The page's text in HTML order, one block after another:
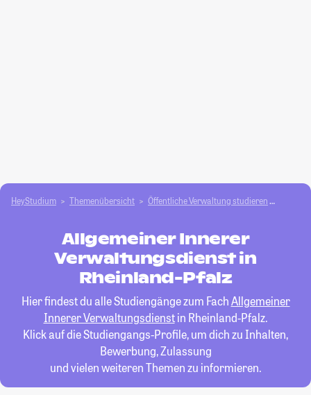
HeyStudium Themenübersicht Öffentliche Verwaltung studieren
Allgemeiner Innerer
Verwaltungsdienst in
Rheinland-Pfalz
Hier findest du alle Studiengänge zum FachAllgemeiner
Innerer Verwaltungsdienstin Rheinland-Pfalz.
Klick auf die Studiengangs-Profile, um dich zu Inhalten,
Bewerbung, Zulassung
und vielen weiteren Themen zu informieren.